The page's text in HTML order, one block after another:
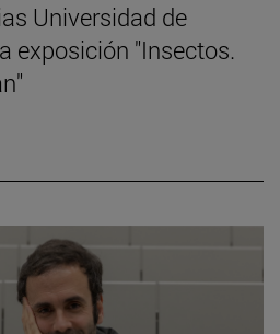
Universidad de
exposición "Insectos.